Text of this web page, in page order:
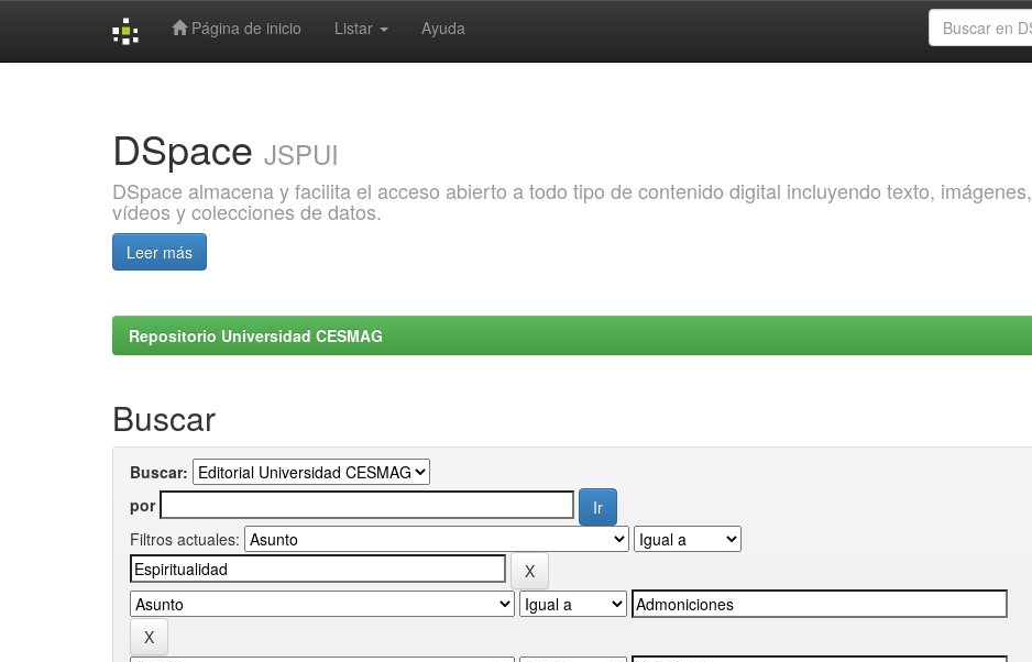
Página de inicio Listar Ayuda
DSpace JSPUI
DSpace almacena y facilita el acceso abierto a todo tipo de contenido digital incluyendo texto, imágenes,
vídeos y colecciones de datos.
Leer más
Repositorio Universidad CESMAG
Buscar
Buscar:
por
Filtros actuales: